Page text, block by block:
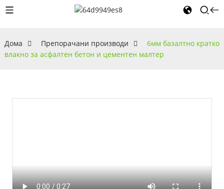
Дома Препорачани производи
6мм базалтно кратко
влакно за асфалтен бетон и цементен малтер